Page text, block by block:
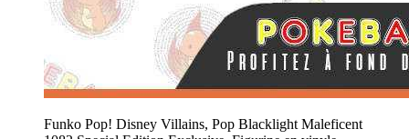
Funko Pop! Disney Villains, Pop Blacklight Maleficent